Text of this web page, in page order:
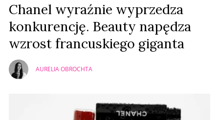
Chanel wyraźnie wyprzedza
konkurencję. Beauty napędza
wzrost francuskiego giganta
AURELIA OBROCHTA